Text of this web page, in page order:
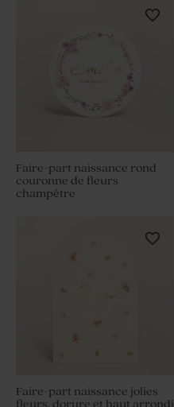
Faire-part naissance rond
couronne de fleurs
champêtre
Faire-part naissance jolies